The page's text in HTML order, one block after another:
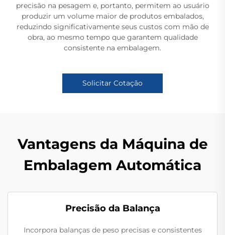
precisão na pesagem e, portanto, permitem ao usuário
produzir um volume maior de produtos embalados,
reduzindo significativamente seus custos com mão de
obra, ao mesmo tempo que garantem qualidade
consistente na embalagem.
Solicitar Cotação
Vantagens da Máquina de
Embalagem Automática
Precisão da Balança
Incorpora balanças de peso precisas e consistentes